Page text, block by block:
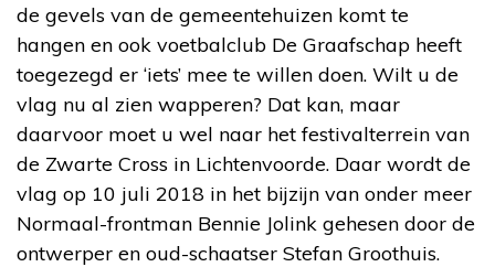
de gevels van de gemeentehuizen komt te
hangen en ook voetbalclub De Graafschap heeft
toegezegd er ‘iets’ mee te willen doen. Wilt u de
vlag nu al zien wapperen? Dat kan, maar
daarvoor moet u wel naar het festivalterrein van
de Zwarte Cross in Lichtenvoorde. Daar wordt de
vlag op 10 juli 2018 in het bijzijn van onder meer
Normaal-frontman Bennie Jolink gehesen door de
ontwerper en oud-schaatser Stefan Groothuis.